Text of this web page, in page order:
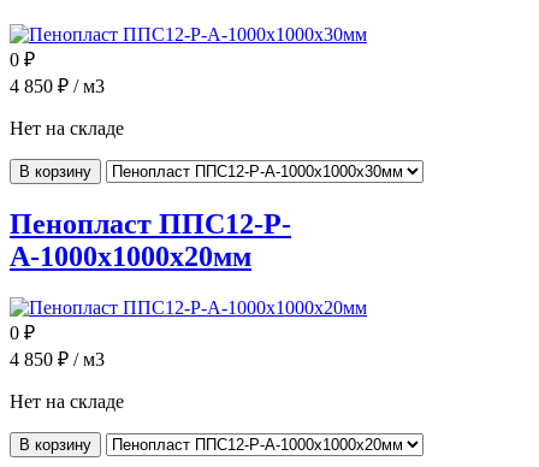
0 ₽
4 850 ₽ / м3
Нет на складе
В корзину
Пенопласт ППС12-Р-
А-1000x1000x20мм
0 ₽
4 850 ₽ / м3
Нет на складе
В корзину